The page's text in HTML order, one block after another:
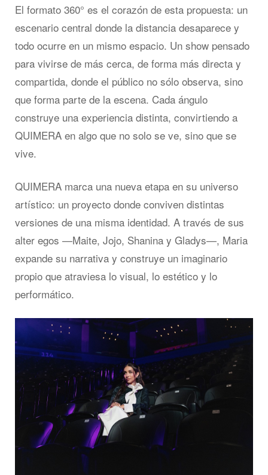
El formato 360° es el corazón de esta propuesta: un
escenario central donde la distancia desaparece y
todo ocurre en un mismo espacio. Un show pensado
para vivirse de más cerca, de forma más directa y
compartida, donde el público no sólo observa, sino
que forma parte de la escena. Cada ángulo
construye una experiencia distinta, convirtiendo a
QUIMERA en algo que no solo se ve, sino que se
vive.
QUIMERA marca una nueva etapa en su universo
artístico: un proyecto donde conviven distintas
versiones de una misma identidad. A través de sus
alter egos —Maite, Jojo, Shanina y Gladys—, Maria
expande su narrativa y construye un imaginario
propio que atraviesa lo visual, lo estético y lo
performático.